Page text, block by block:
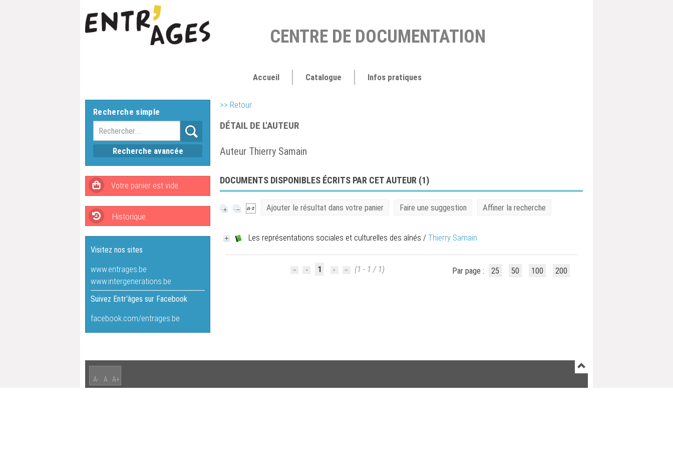
CENTRE DE DOCUMENTATION
Accueil Catalogue Infos pratiques
>> Retour
DÉTAIL DE L'AUTEUR
Auteur Thierry Samain
DOCUMENTS DISPONIBLES ÉCRITS PAR CET AUTEUR (1)
Ajouter le résultat dans votre panier Faire une suggestion Affiner la recherche
Les représentations sociales et culturelles des aînés / Thierry Samain
1 (1 - 1 / 1) Par page : 25 50 100 200
Recherche simple
Recherche avancée
Historique
Visitez nos sites
www.entrages.be
www.intergenerations.be
Suivez Entr'âges sur Facebook
facebook.com/entrages.be
A- A A+